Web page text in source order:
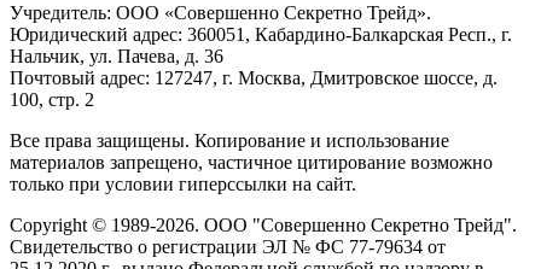
Учредитель: ООО «Совершенно Секретно Трейд».
Юридический адрес: 360051, Кабардино-Балкарская Респ., г.
Нальчик, ул. Пачева, д. 36
Почтовый адрес: 127247, г. Москва, Дмитровское шоссе, д.
100, стр. 2
Все права защищены. Копирование и использование
материалов запрещено, частичное цитирование возможно
только при условии гиперссылки на сайт.
Copyright © 1989-2026. ООО "Совершенно Секретно Трейд".
Свидетельство о регистрации ЭЛ № ФС 77-79634 от